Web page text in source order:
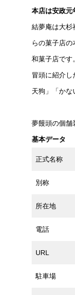
本店は安政元
結夢庵は大杉
らの菓子店
和菓子店です。
冒頭に紹介
天狗」「か
夢饅頭の個舗
基本データ
正式名称
別称
所在地
電話
URL
駐車場